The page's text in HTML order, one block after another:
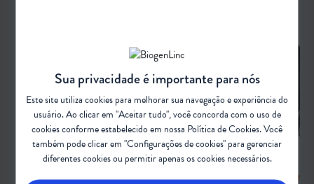
Sua privacidade é importante para nós
Este site utiliza cookies para melhorar sua navegação e experiência do
usuário. Ao clicar em "Aceitar tudo", você concorda com o uso de
cookies conforme estabelecido em nossa Política de Cookies. Você
também pode clicar em "Configurações de cookies" para gerenciar
diferentes cookies ou permitir apenas os cookies necessários.
O que é a Atrofia Muscular Espinhal Guia